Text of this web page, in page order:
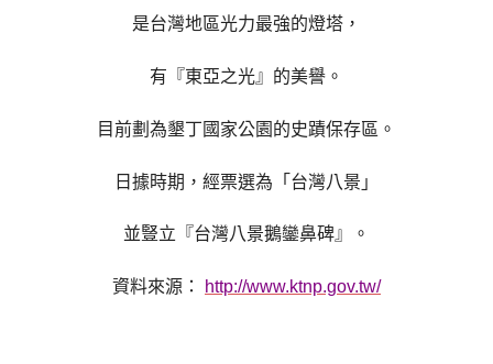
是台灣地區光力最強的燈塔，
有『東亞之光』的美譽。
目前劃為墾丁國家公園的史蹟保存區。
日據時期，經票選為「台灣八景」
並豎立『台灣八景鵝鑾鼻碑』。
資料來源： http://www.ktnp.gov.tw/